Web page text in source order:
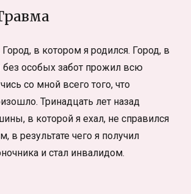
в котором я родился. Город, в
особых забот прожил всю
со мной всего того, что
Тринадцать лет назад
в которой я ехал, не справился
в результате чего я получил
и стал инвалидом.